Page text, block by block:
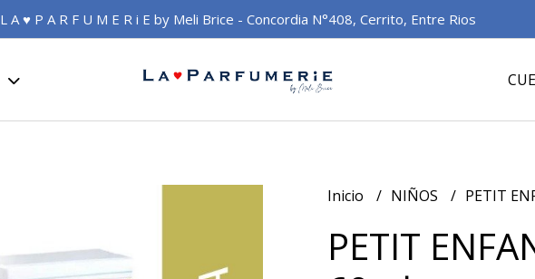
L A ♥ P A R F U M E R i E by Meli Brice - Concordia N°408, Cerrito, Entre Rios
Inicio NIÑOS PETIT
PETIT